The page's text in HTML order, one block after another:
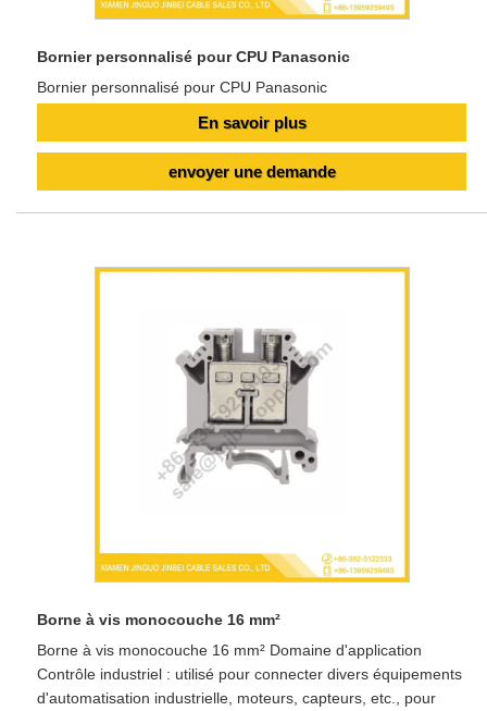
Bornier personnalisé pour CPU Panasonic
Bornier personnalisé pour CPU Panasonic
En savoir plus
envoyer une demande
Borne à vis monocouche 16 mm²
Borne à vis monocouche 16 mm² Domaine d'application
Contrôle industriel : utilisé pour connecter divers équipements
d'automatisation industrielle, moteurs, capteurs, etc., pour